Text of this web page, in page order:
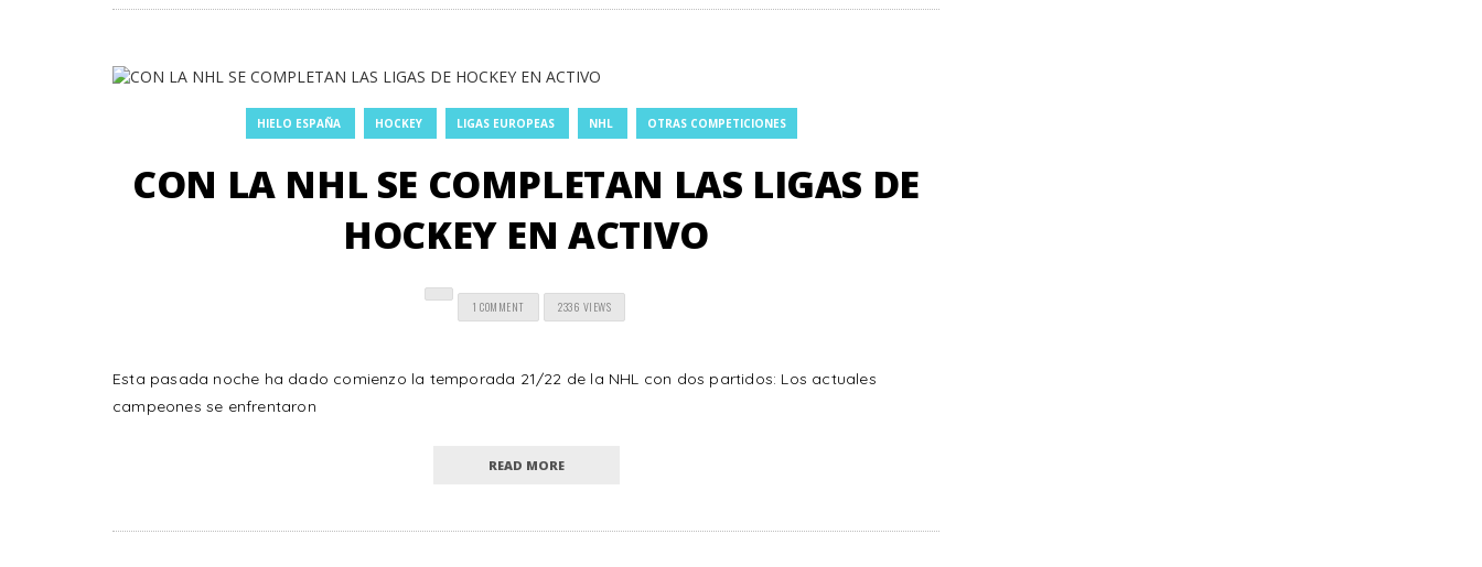
HIELO ESPAÑA HOCKEY LIGAS EUROPEAS NHL OTRAS COMPETICIONES
CON LA NHL SE COMPLETAN LAS LIGAS DE
HOCKEY EN ACTIVO
1 COMMENT 2336 VIEWS
Esta pasada noche ha dado comienzo la temporada 21/22 de la NHL con dos partidos: Los actuales
campeones se enfrentaron
READ MORE